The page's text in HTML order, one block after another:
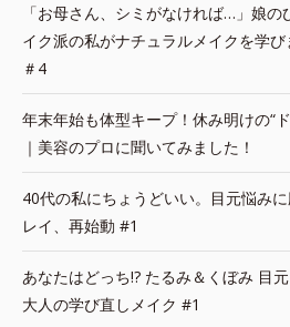
「お母さん、シミがなければ…」娘
イク派の私がナチュラルメイクを学
＃4
年末年始も体型キープ！休み明けの“
｜美容のプロに聞いてみました！
40代の私にちょうどいい。目元悩み
レイ、再始動 #1
あなたはどっち!? たるみ＆くぼみ 目
大人の学び直しメイク #1